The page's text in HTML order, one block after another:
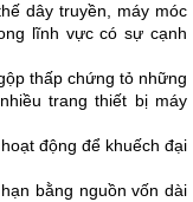
dây truyền, máy móc
lĩnh vực có sự cạnh
thấp chứng tỏ những
trang thiết bị máy
động để khuếch đại
bằng nguồn vốn dài